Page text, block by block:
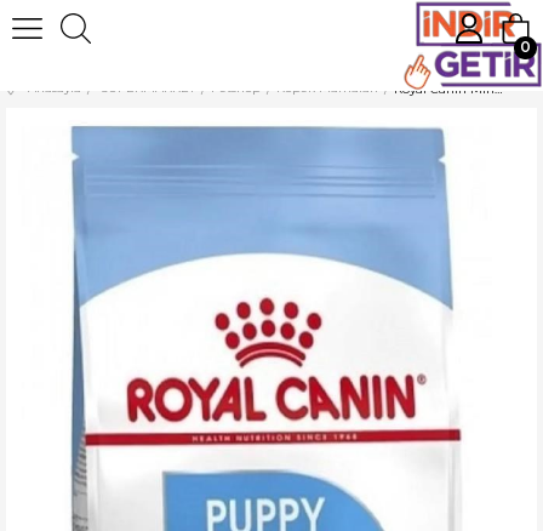
0
Anasayfa SÜPERMARKET Petshop Köpek Mamaları Royal Canin Mini Puppy Yavru Kuru Köpek Maması 4 kg